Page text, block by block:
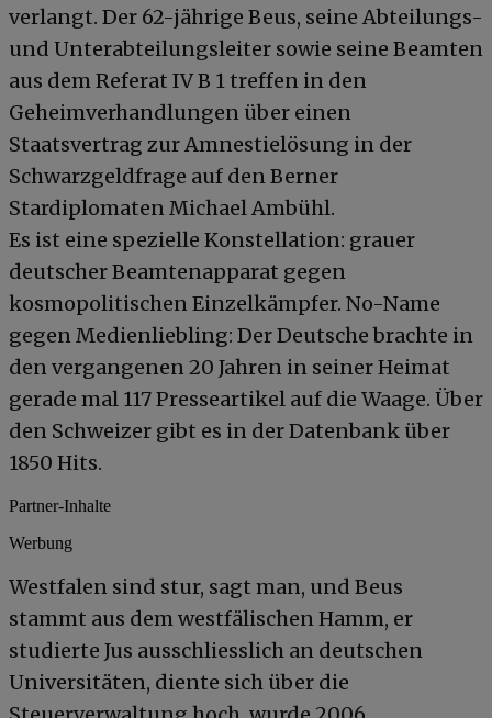
verlangt. Der 62-jährige Beus, seine Abteilungs-
und Unterabteilungsleiter sowie seine Beamten
aus dem Referat IV B 1 treffen in den
Geheimverhandlungen über einen
Staatsvertrag zur Amnestielösung in der
Schwarzgeldfrage auf den Berner
Stardiplomaten Michael Ambühl.
Es ist eine spezielle Konstellation: grauer
deutscher Beamtenapparat gegen
kosmopolitischen Einzelkämpfer. No-Name
gegen Medienliebling: Der Deutsche brachte in
den vergangenen 20 Jahren in seiner Heimat
gerade mal 117 Presseartikel auf die Waage. Über
den Schweizer gibt es in der Datenbank über
1850 Hits.
Partner-Inhalte
Werbung
Westfalen sind stur, sagt man, und Beus
stammt aus dem westfälischen Hamm, er
studierte Jus ausschliesslich an deutschen
Universitäten, diente sich über die